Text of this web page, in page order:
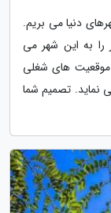
دنیا می بریم.
را به این شهر می
موقعیت های شغلی
نماید. تصمیم شما